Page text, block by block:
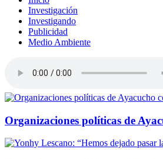
Investigación
Investigando
Publicidad
Medio Ambiente
Organizaciones políticas de